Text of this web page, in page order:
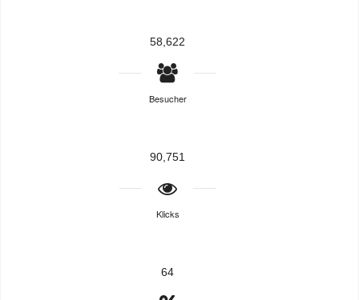
58,622
Besucher
90,751
Klicks
64